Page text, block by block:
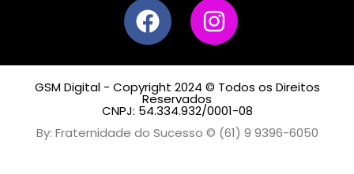
GSM Digital - Copyright 2024 © Todos os Direitos
Reservados
CNPJ: 54.334.932/0001-08
By: Fraternidade do Sucesso © (61) 9 9396-6050